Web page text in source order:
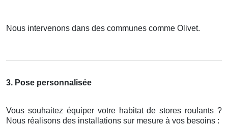
Nous intervenons dans des communes comme Olivet.
3. Pose personnalisée
Vous souhaitez équiper votre habitat de stores roulants ?
Nous réalisons des installations sur mesure à vos besoins :